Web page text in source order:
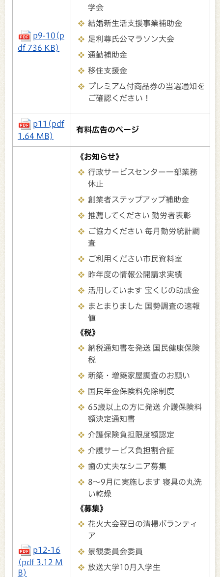
p9-10(p
df 736 KB)
学会
結婚新生活支援事業補助金
足利尊氏公マラソン大会
通勤補助金
移住支援金
プレミアム付商品券の当選通知を
ご確認ください！
p11(pdf
1.64 MB)
有料広告のページ
p12-16
(pdf 3.12 M
B)
《お知らせ》
行政サービスセンター一部業務
休止
創業者ステップアップ補助金
推薦してください 勤労者表彰
ご協力ください 毎月勤労統計調
査
ご利用ください市民資料室
昨年度の情報公開請求実績
活用しています 宝くじの助成金
まとまりました 国勢調査の速報
値
《税》
納税通知書を発送 国民健康保険
税
新築・増築家屋調査のお願い
国民年金保険料免除制度
65歳以上の方に発送 介護保険料
額決定通知書
介護保険負担限度額認定
介護サービス負担割合証
歯の丈夫なシニア募集
8～9月に実施します 寝具の丸洗
い乾燥
《募集》
花火大会翌日の清掃ボランティ
ア
景観委員会委員
放送大学10月入学生